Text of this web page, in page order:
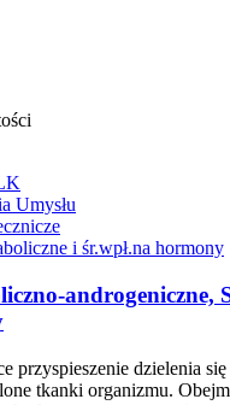
Umysłu
i śr.wpł.na hormony
androgeniczne,
przyspieszenie dzielenia
tkanki organizmu.